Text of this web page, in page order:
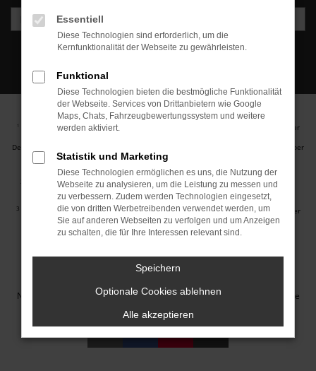
1
Ehemaliger Neupreis (Unverbindliche Preisempfehlung des Herstellers am Tag der
Der errechnete Preisvorteil sowie die angegebene Ersparnis errechnet sich gegenüber
der ehemaligen unverbindlichen Preisempfehlung des Herstellers am Tag der
Erstzulassung (Neupreis).
2
Hierbei handelt es sich um ein Finanzierungs-Angebot. Preise sind Bruttopreise.
Irrtümer vorbehalten.
3
Hierbei handelt es sich um ein Leasing-Angebot. Preise sind Bruttopreise. Irrtümer
vorbehalten.
Cookie Einstellungen
Neustadt/Vogtland | info@autohausjakob.de |Webdesign by audaris.de
Essentiell
Diese Technologien sind erforderlich, um die
Kernfunktionalität der Webseite zu gewährleisten.
Funktional
Diese Technologien bieten die bestmögliche Funktionalität
der Webseite. Services von Drittanbietern wie Google
Maps, Chats, Fahrzeugbewertungssystem und weitere
werden aktiviert.
Statistik und Marketing
Diese Technologien ermöglichen es uns, die Nutzung der
Webseite zu analysieren, um die Leistung zu messen und
zu verbessern. Zudem werden Technologien eingesetzt,
die von dritten Werbetreibenden verwendet werden, um
Sie auf anderen Webseiten zu verfolgen und um Anzeigen
zu schalten, die für Ihre Interessen relevant sind.
Speichern
Optionale Cookies ablehnen
Alle akzeptieren